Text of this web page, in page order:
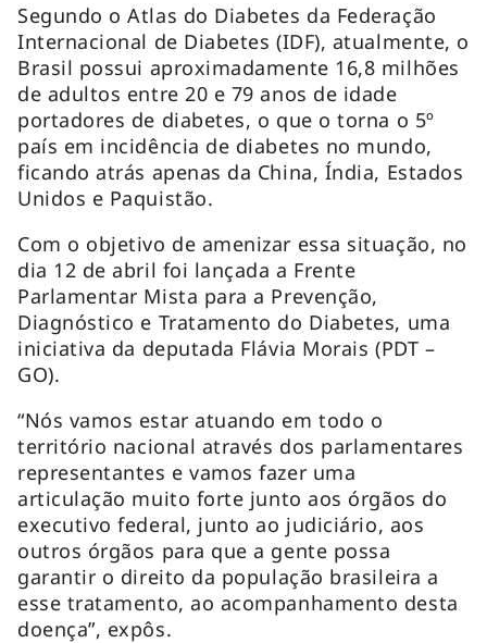
Segundo o Atlas do Diabetes da Federação
Internacional de Diabetes (IDF), atualmente, o
Brasil possui aproximadamente 16,8 milhões
de adultos entre 20 e 79 anos de idade
portadores de diabetes, o que o torna o 5º
país em incidência de diabetes no mundo,
ficando atrás apenas da China, Índia, Estados
Unidos e Paquistão.
Com o objetivo de amenizar essa situação, no
dia 12 de abril foi lançada a Frente
Parlamentar Mista para a Prevenção,
Diagnóstico e Tratamento do Diabetes, uma
iniciativa da deputada Flávia Morais (PDT –
GO).
“Nós vamos estar atuando em todo o
território nacional através dos parlamentares
representantes e vamos fazer uma
articulação muito forte junto aos órgãos do
executivo federal, junto ao judiciário, aos
outros órgãos para que a gente possa
garantir o direito da população brasileira a
esse tratamento, ao acompanhamento desta
doença”, expôs.